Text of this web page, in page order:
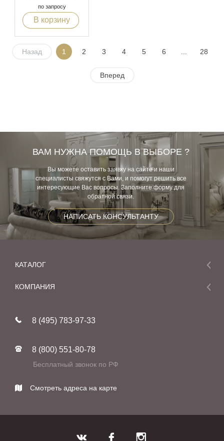
по запросу
В корзину
Назад 1 2 3 4 5 6 28
Вперед
ВАМ НУЖНА ПОМОЩЬ В ВЫБОРЕ ?
Вы можете оставить заявку на сайте и наши
специалисты свяжутся с Вами, и помогут решить все
интересующие Вас вопросы. Заполните форму для
обратной связи.
НАПИСАТЬ КОНСУЛЬТАНТУ
КАТАЛОГ
Мебель
Фабрики
КОМПАНИЯ
Реставрация
Контакты
8 (495) 783-97-33
8 (800) 551-80-78
Бесплатный звонок по РФ
Смотреть адреса на карте